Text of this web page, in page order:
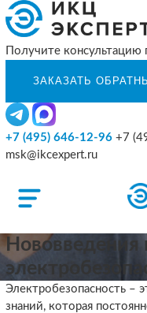
Получите консультацию
+7 (495) 646-12-96 +7
msk@ikcexpert.ru
Нововведения
Электробезопасность –
знаний, которая